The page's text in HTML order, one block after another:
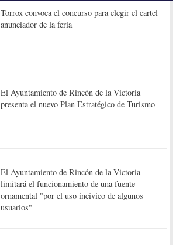
Torrox convoca el concurso para elegir el cartel
anunciador de la feria
El Ayuntamiento de Rincón de la Victoria
presenta el nuevo Plan Estratégico de Turismo
El Ayuntamiento de Rincón de la Victoria
limitará el funcionamiento de una fuente
ornamental "por el uso incívico de algunos
usuarios"